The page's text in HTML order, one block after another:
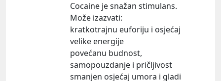
Cocaine je snažan stimulans.
Može izazvati:
kratkotrajnu euforiju i osjećaj
velike energije
povećanu budnost,
samopouzdanje i pričljivost
smanjen osjećaj umora i gladi